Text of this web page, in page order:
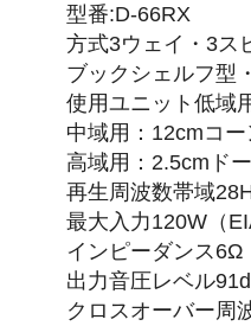
型番:D-66RX
方式3ウェイ・3ス
ブックシェルフ型
使用ユニット低域
中域用：12cmコー
高域用：2.5cmド
再生周波数帯域
最大入力120W（
インピーダンス6Ω
出力音圧レベル
クロスオーバー周